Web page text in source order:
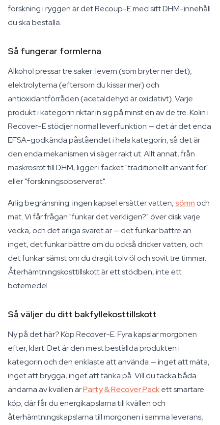
forskning i ryggen är det Recoup-E med sitt DHM-innehåll
du ska beställa.
Så fungerar formlerna
Alkohol pressar tre saker: levern (som bryter ner det),
elektrolyterna (eftersom du kissar mer) och
antioxidantförråden (acetaldehyd är oxidativt). Varje
produkt i kategorin riktar in sig på minst en av de tre. Kolin i
Recover-E stödjer normal leverfunktion — det är det enda
EFSA-godkända påståendet i hela kategorin, så det är
den enda mekanismen vi säger rakt ut. Allt annat, från
maskrosrot till DHM, ligger i facket "traditionellt använt för"
eller "forskningsobserverat".
Ärlig begränsning: ingen kapsel ersätter vatten,sömn och
mat. Vi får frågan "funkar det verkligen?" över disk varje
vecka, och det ärliga svaret är — det funkar bättre än
inget, det funkar bättre om du också dricker vatten, och
det funkar sämst om du dragit tolv öl och sovit tre timmar.
Återhämtningskosttillskott är ett stödben, inte ett
botemedel.
Så väljer du ditt bakfyllekosttillskott
Ny på det här? Köp Recover-E. Fyra kapslar morgonen
efter, klart. Det är den mest beställda produkten i
kategorin och den enklaste att använda — inget att mäta,
inget att brygga, inget att tänka på. Vill du täcka båda
ändarna av kvällen ärParty & Recover Packett smartare
köp; där får du energikapslarna till kvällen och
återhämtningskapslarna till morgonen i samma leverans,